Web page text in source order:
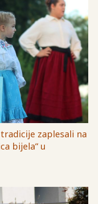
zaplesali na
bijela“ u